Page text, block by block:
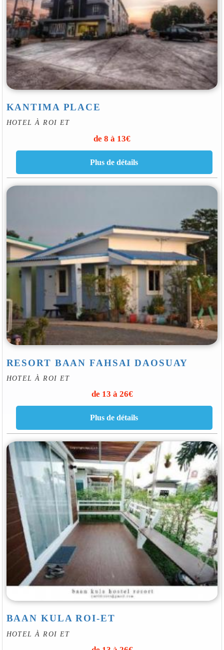
KANTIMA PLACE
HOTEL À ROI ET
de 8 à 13€
RESORT BAAN FAHSAI DAOSUAY
HOTEL À ROI ET
de 13 à 26€
BAAN KULA ROI-ET
HOTEL À ROI ET